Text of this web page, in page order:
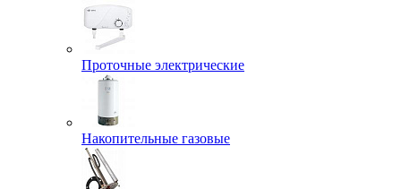
Проточные электрические
Накопительные газовые